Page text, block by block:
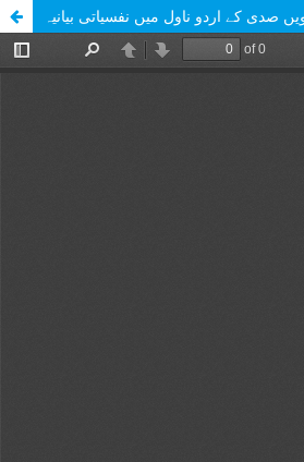
صدی کے اردو ناول میں نفسیاتی بیانیہ